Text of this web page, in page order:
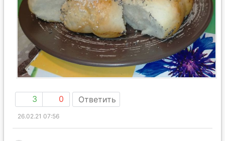
3 0 Ответить
26.02.21 07:56